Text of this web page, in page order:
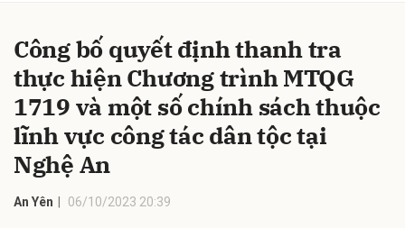
Công bố quyết định thanh tra
thực hiện Chương trình MTQG
1719 và một số chính sách thuộc
lĩnh vực công tác dân tộc tại
Nghệ An
An Yên 06/10/2023 20:39